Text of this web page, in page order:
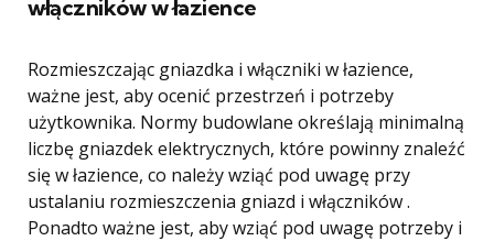
włączników w łazience
Rozmieszczając gniazdka i włączniki w łazience,
ważne jest, aby ocenić przestrzeń i potrzeby
użytkownika. Normy budowlane określają minimalną
liczbę gniazdek elektrycznych, które powinny znaleźć
się w łazience, co należy wziąć pod uwagę przy
ustalaniu rozmieszczenia gniazd i włączników .
Ponadto ważne jest, aby wziąć pod uwagę potrzeby i